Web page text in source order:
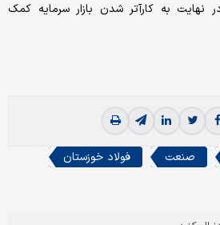
نهایت به کارآتر شدن بازار سرمایه کمک
صنعت
فولاد خوزستان